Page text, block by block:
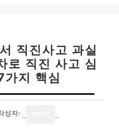
직진사고 과실
로 직진 사고 심
가지 핵심
성자: